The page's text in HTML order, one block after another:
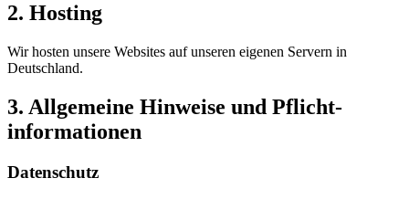
2. Hosting
Wir hosten unsere Websites auf unseren eigenen Servern in
Deutschland.
3. Allgemeine Hinweise und Pflicht­
informationen
Datenschutz